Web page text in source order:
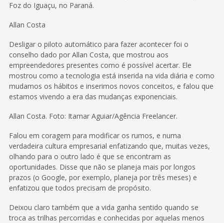
Foz do Iguaçu, no Paraná.
Allan Costa
Desligar o piloto automático para fazer acontecer foi o
conselho dado por Allan Costa, que mostrou aos
empreendedores presentes como é possível acertar. Ele
mostrou como a tecnologia está inserida na vida diária e como
mudamos os hábitos e inserimos novos conceitos, e falou que
estamos vivendo a era das mudanças exponenciais.
Allan Costa. Foto: Itamar Aguiar/Agência Freelancer.
Falou em coragem para modificar os rumos, e numa
verdadeira cultura empresarial enfatizando que, muitas vezes,
olhando para o outro lado é que se encontram as
oportunidades. Disse que não se planeja mais por longos
prazos (o Google, por exemplo, planeja por três meses) e
enfatizou que todos precisam de propósito.
Deixou claro também que a vida ganha sentido quando se
troca as trilhas percorridas e conhecidas por aquelas menos